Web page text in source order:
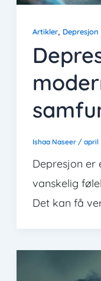
Artikler, Depresjon
Ishaa Naseer / april
Depresjon er
vanskelig
Det kan få